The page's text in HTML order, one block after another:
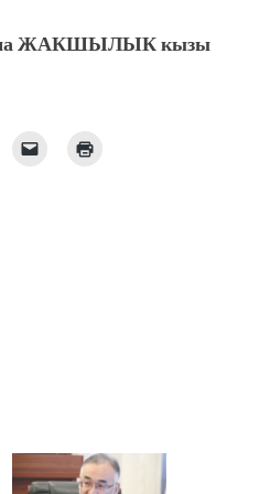
ЖАКШЫЛЫК кызы
Послать
ссылку